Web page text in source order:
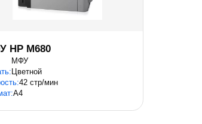
HP M680
МФУ
Цветной
42 стр/мин
A4